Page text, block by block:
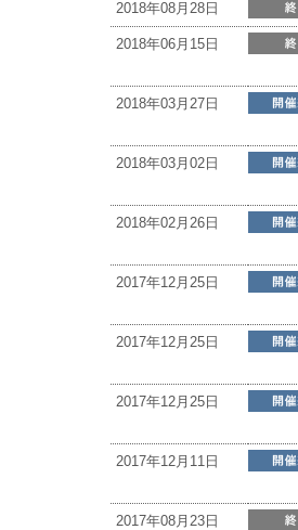
2018年08月28日
2018年06月15日
2018年03月27日
2018年03月02日
2018年02月26日
2017年12月25日
2017年12月25日
2017年12月25日
2017年12月11日
2017年08月23日